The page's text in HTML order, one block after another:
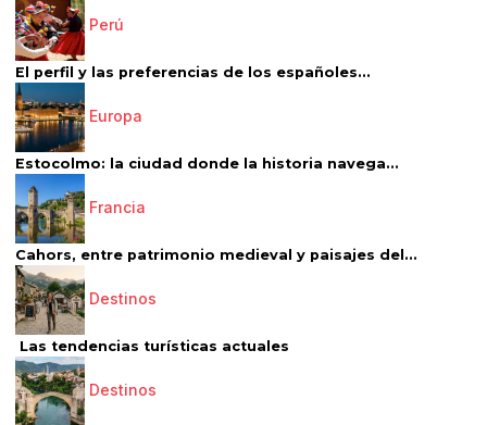
Perú
El perfil y las preferencias de los españoles...
Europa
Estocolmo: la ciudad donde la historia navega...
Francia
Cahors, entre patrimonio medieval y paisajes del...
Destinos
Las tendencias turísticas actuales
Destinos